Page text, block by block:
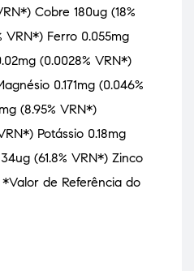
Cobre 180ug (18%
VRN*) Ferro 0.055mg
(0.0028% VRN*)
0.171mg (0.046%
(8.95% VRN*)
Potássio 0.18mg
(61.8% VRN*) Zinco
de Referência do